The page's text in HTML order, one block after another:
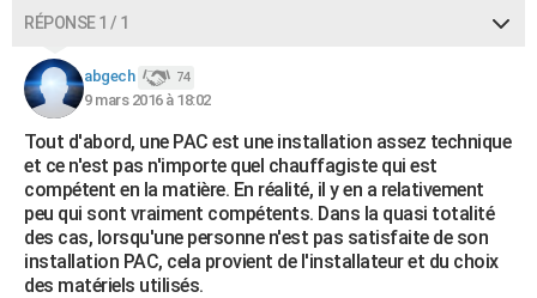
RÉPONSE 1 / 1
abgech 74
9 mars 2016 à 18:02
Tout d'abord, une PAC est une installation assez technique
et ce n'est pas n'importe quel chauffagiste qui est
compétent en la matière. En réalité, il y en a relativement
peu qui sont vraiment compétents. Dans la quasi totalité
des cas, lorsqu'une personne n'est pas satisfaite de son
installation PAC, cela provient de l'installateur et du choix
des matériels utilisés.